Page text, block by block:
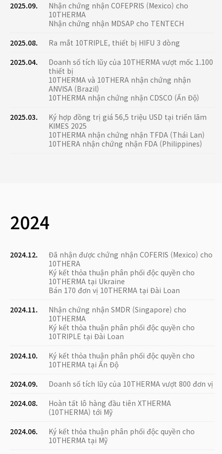
2025.09.
Nhận chứng nhận COFEPRIS (Mexico) cho
10THERMA
Nhận chứng nhận MDSAP cho TENTECH
2025.08.
Ra mắt 10TRIPLE, thiết bị HIFU 3 dòng
2025.04.
Doanh số tích lũy của 10THERMA vượt mốc 1.100
thiết bị
10THERMA và 10THERA nhận chứng nhận
ANVISA (Brazil)
10THERMA nhận chứng nhận CDSCO (Ấn Độ)
2025.03.
Ký hợp đồng trị giá 56,5 triệu USD tại triển lãm
KIMES 2025
10THERMA nhận chứng nhận TFDA (Thái Lan)
10THERA nhận chứng nhận FDA (Philippines)
2024
2024.12.
Đã nhận được chứng nhận COFERIS (Mexico) cho
10THERA
Ký kết thỏa thuận phân phối độc quyền cho
10THERMA tại Ukraine
Bán 170 đơn vị 10THERMA tại Đài Loan
2024.11.
Nhận chứng nhận SMDR (Singapore) cho
10THERMA
Ký kết thỏa thuận phân phối độc quyền cho
10TRIPLE tại Đài Loan
2024.10.
Ký kết thỏa thuận phân phối độc quyền cho
10THERMA tại Ấn Độ
2024.09.
Doanh số tích lũy của 10THERMA vượt 800 đơn vị
2024.08.
Hoàn tất lô hàng đầu tiên XTHERMA
(10THERMA) tới Mỹ
2024.06.
Ký kết thỏa thuận phân phối độc quyền cho
10THERMA tại Mỹ